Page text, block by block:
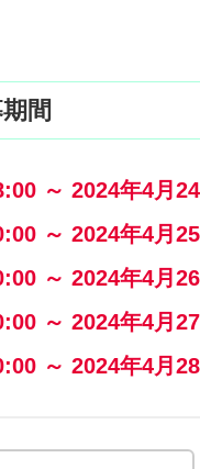
間
～ 2024年4月
～ 2024年4月
～ 2024年4月
～ 2024年4月
～ 2024年4月